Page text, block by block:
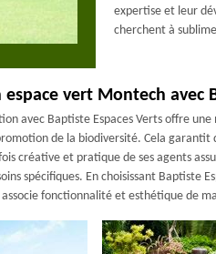
expertise et leur
cherchent à
vert Montech avec
avec Baptiste Espaces Verts offre
de la biodiversité. Cela garantit
créative et pratique de ses agents
spécifiques. En choisissant Baptiste
fonctionnalité et esthétique de